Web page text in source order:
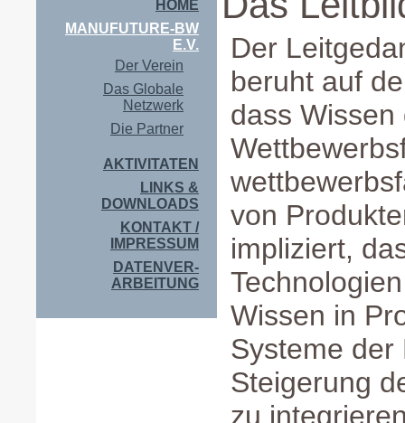
HOME
MANUFUTURE-BW
E.V.
Der Verein
Das Globale
Netzwerk
Die Partner
AKTIVITATEN
LINKS &
DOWNLOADS
KONTAKT /
IMPRESSUM
DATENVER-
ARBEITUNG
Der
beruht auf
dass
von
impliziert,
Wissen in
Systeme der
Steigerung
zu